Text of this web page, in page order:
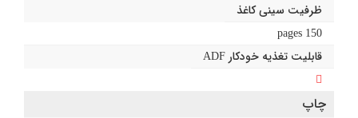
ظرفیت سینی کاغذ
pages 150
قابلیت تغذیه خودکار ADF
چاپ